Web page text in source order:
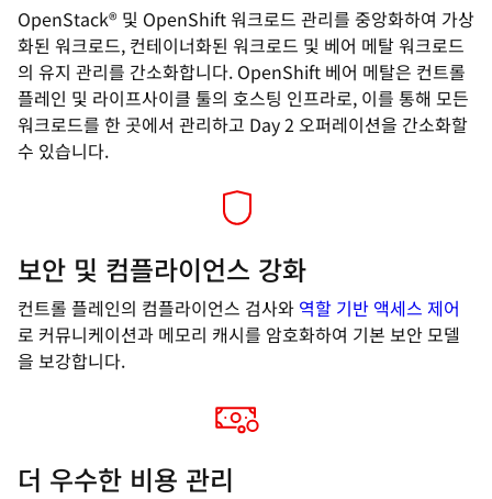
OpenStack® 및 OpenShift 워크로드 관리를 중앙화하여 가상
화된 워크로드, 컨테이너화된 워크로드 및 베어 메탈 워크로드
의 유지 관리를 간소화합니다. OpenShift 베어 메탈은 컨트롤
플레인 및 라이프사이클 툴의 호스팅 인프라로, 이를 통해 모든
워크로드를 한 곳에서 관리하고 Day 2 오퍼레이션을 간소화할
수 있습니다.
보안 및 컴플라이언스 강화
컨트롤 플레인의 컴플라이언스 검사와 역할 기반 액세스 제어
로 커뮤니케이션과 메모리 캐시를 암호화하여 기본 보안 모델
을 보강합니다.
더 우수한 비용 관리